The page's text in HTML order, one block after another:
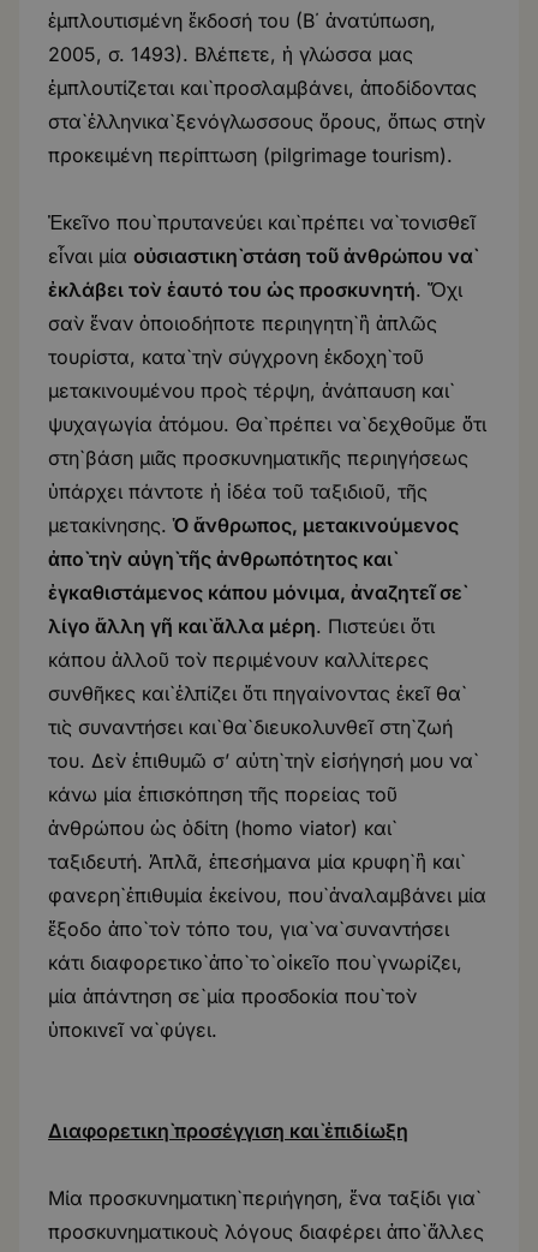
ἐμπλουτισμένη ἔκδοσή του (Β΄ ἀνατύπωση,
2005, σ. 1493). Βλέπετε, ἡ γλώσσα μας
ἐμπλουτίζεται καὶ προσλαμβάνει, ἀποδίδοντας
στὰ ἑλληνικὰ ξενόγλωσσους ὅρους, ὅπως στὴν
προκειμένη περίπτωση (pilgrimage tourism).
Ἐκεῖνο ποὺ πρυτανεύει καὶ πρέπει νὰ τονισθεῖ
εἶναι μία οὐσιαστικὴ στάση τοῦ ἀνθρώπου νὰ
ἐκλάβει τὸν ἑαυτό του ὡς προσκυνητή. Ὄχι
σὰν ἕναν ὁποιοδήποτε περιηγητὴ ἢ ἁπλῶς
τουρίστα, κατὰ τὴν σύγχρονη ἐκδοχὴ τοῦ
μετακινουμένου πρὸς τέρψη, ἀνάπαυση καὶ
ψυχαγωγία ἀτόμου. Θὰ πρέπει νὰ δεχθοῦμε ὅτι
στὴ βάση μιᾶς προσκυνηματικῆς περιηγήσεως
ὑπάρχει πάντοτε ἡ ἰδέα τοῦ ταξιδιοῦ, τῆς
μετακίνησης.Ὁ ἄνθρωπος, μετακινούμενος
ἀπὸ τὴν αὐγὴ τῆς ἀνθρωπότητος καὶ
ἐγκαθιστάμενος κάπου μόνιμα, ἀναζητεῖ σὲ
λίγο ἄλλη γῆ καὶ ἄλλα μέρη. Πιστεύει ὅτι
κάπου ἀλλοῦ τὸν περιμένουν καλλίτερες
συνθῆκες καὶ ἐλπίζει ὅτι πηγαίνοντας ἐκεῖ θὰ
τὶς συναντήσει καὶ θὰ διευκολυνθεῖ στὴ ζωή
του. Δὲν ἐπιθυμῶ σ’ αὐτὴ τὴν εἰσήγησή μου νὰ
κάνω μία ἐπισκόπηση τῆς πορείας τοῦ
ἀνθρώπου ὡς ὁδίτη (homo viator) καὶ
ταξιδευτή. Ἁπλᾶ, ἐπεσήμανα μία κρυφὴ ἢ καὶ
φανερὴ ἐπιθυμία ἐκείνου, ποὺ ἀναλαμβάνει μία
ἔξοδο ἀπὸ τὸν τόπο του, γιὰ νὰ συναντήσει
κάτι διαφορετικὸ ἀπὸ τὸ οἰκεῖο ποὺ γνωρίζει,
μία ἀπάντηση σὲ μία προσδοκία ποὺ τὸν
ὑποκινεῖ νὰ φύγει.
Διαφορετικὴ προσέγγιση καὶἐπιδίωξη
Μία προσκυνηματικὴ περιήγηση, ἕνα ταξίδι γιὰ
προσκυνηματικοὺς λόγους διαφέρει ἀπὸ ἄλλες